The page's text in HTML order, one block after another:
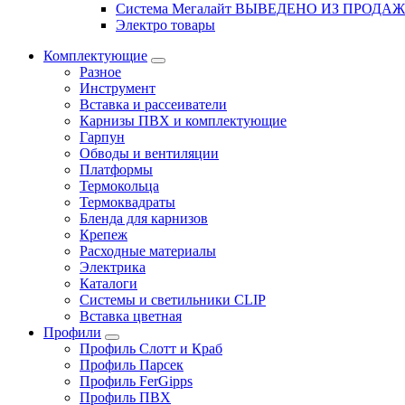
Система Мегалайт ВЫВЕДЕНО ИЗ
Электро товары
Комплектующие
Разное
Инструмент
Вставка и рассеиватели
Карнизы ПВХ и комплектующие
Гарпун
Обводы и вентиляции
Платформы
Термокольца
Термоквадраты
Бленда для карнизов
Крепеж
Расходные материалы
Электрика
Каталоги
Системы и светильники CLIP
Вставка цветная
Профили
Профиль Слотт и Краб
Профиль Парсек
Профиль FerGipps
Профиль ПВХ